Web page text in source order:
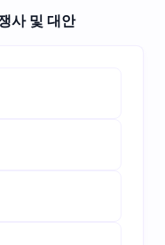
명 이상의 활발한
사 및 대안